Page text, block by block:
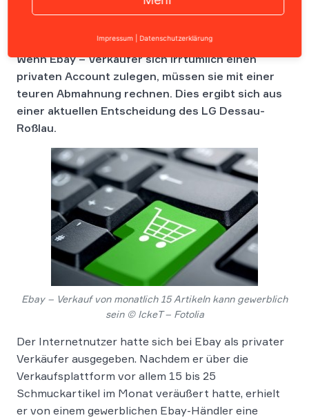
Wenn Ebay – Verkäufer sich irrtümlich einen
privaten Account zulegen, müssen sie mit einer
teuren Abmahnung rechnen. Dies ergibt sich aus
einer aktuellen Entscheidung des LG Dessau-
Roßlau.
Ebay – Verkauf von monatlich 15 Artikeln kann gewerblich
sein © IckeT – Fotolia
Der Internetnutzer hatte sich bei Ebay als privater
Verkäufer ausgegeben. Nachdem er über die
Verkaufsplattform vor allem 15 bis 25
Schmuckartikel im Monat veräußert hatte, erhielt
er von einem gewerblichen Ebay-Händler eine
Impressum Datenschutzerklärung